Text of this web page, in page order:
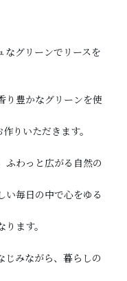
なグリーンでリースを
り豊かなグリーンを使
りいただきます。
ふわっと広がる自然の
い毎日の中で心をゆる
ます。
じみながら、暮らしの